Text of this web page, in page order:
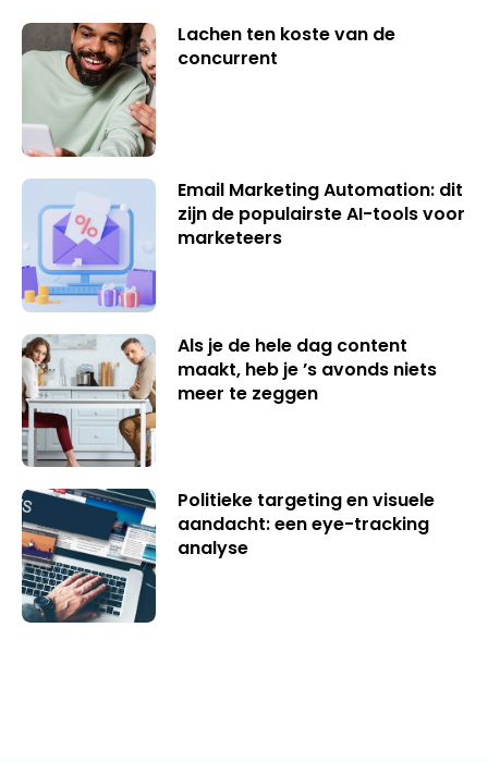
Lachen ten koste van de
concurrent
Email Marketing Automation: dit
zijn de populairste AI-tools voor
marketeers
Als je de hele dag content
maakt, heb je ’s avonds niets
meer te zeggen
Politieke targeting en visuele
aandacht: een eye-tracking
analyse